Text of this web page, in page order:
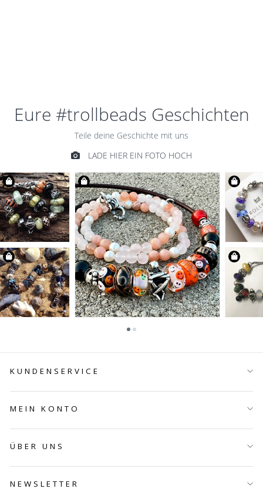
KUNDENSERVICE
MEIN KONTO
ÜBER UNS
NEWSLETTER